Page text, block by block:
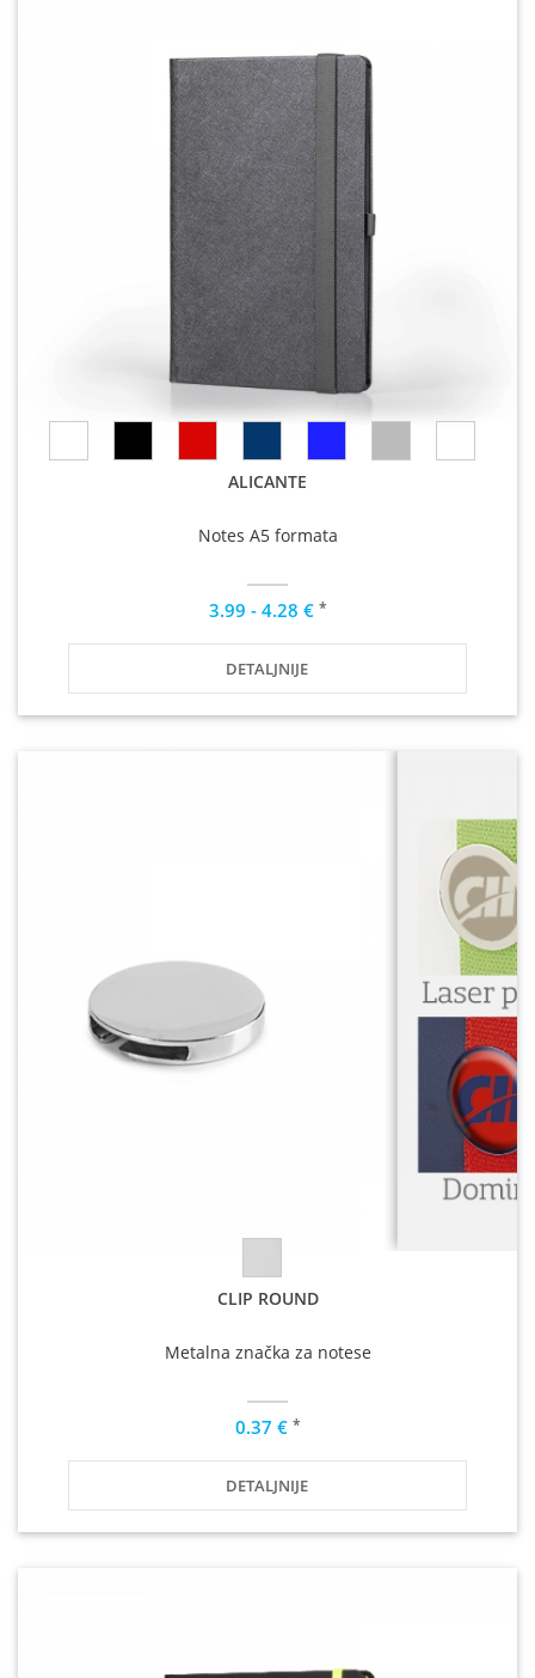
ALICANTE
Notes A5 formata
3.99 - 4.28 € *
DETALJNIJE
CLIP ROUND
Metalna značka za notese
0.37 € *
DETALJNIJE